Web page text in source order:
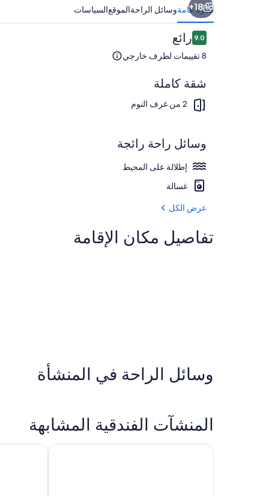
المنشأة
18+
نظرة عامةوسائل الراحةالموقعالسياسات
التقييمات
9.09.0 من 10رائع
8 تقييمات لطرف خارجي
شقة كاملة
2 من غرف النوم
وسائل راحة رائجة
إطلالة على المحيط
غسالة
عرض الكل
تفاصيل مكان الإقامة
وسائل الراحة في المنشأة
المنشآت الفندقية المشابهة
أوكس ذا إنترانس ووتر فرونت سويتس نيسوتو ذا